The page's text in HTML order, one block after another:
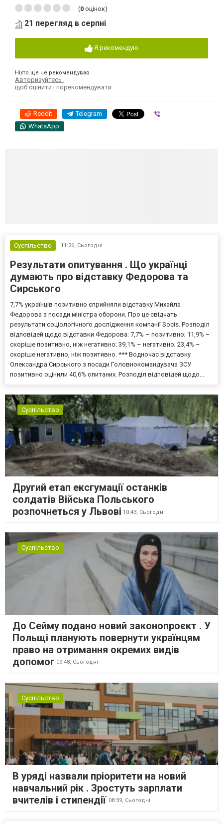
(0 оцінок)
21 перегляд в серпні
Я рекомендую
Ніхто ще не рекомендував
Авторизуйтесь
щоб оцінити і порекомендувати
Reddit Telegram
WhatsApp
Суспільство 11:26, Сьогодні
Результати опитування . Що українці
думають про відставку Федорова та
Сирського
7,7% українців позитивно сприйняли відставку Михайла
Федорова з посади міністра оборони. Про це свідчать
результати соціологічного дослідження компанії Socis. Розподіл
відповідей щодо відставки Федорова: 7,7% – позитивно; 11,9% –
скоріше позитивно, ніж негативно; 39,1% – негативно; 23,4% –
скоріше негативно, ніж позитивно. *** Водночас відставку
Олександра Сирського з посади Головнокомандувача ЗСУ
позитивно оцінили 40,6% опитаних. Розподіл відповідей щодо...
Суспільство
Другий етап ексгумації останків
солдатів Війська Польського
розпочнеться у Львові 10:43, Сьогодні
Суспільство
До Сейму подано новий законопроєкт . У
Польщі планують повернути українцям
право на отримання окремих видів
допомог 09:48, Сьогодні
Суспільство
В уряді назвали пріоритети на новий
навчальний рік . Зростуть зарплати
вчителів і стипендії 08:59, Сьогодні